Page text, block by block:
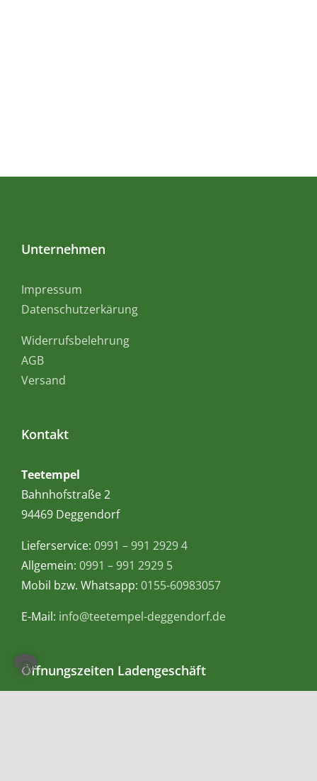
Unternehmen
Impressum
Datenschutzerkärung
Widerrufsbelehrung
AGB
Versand
Kontakt
Teetempel
Bahnhofstraße 2
94469 Deggendorf
Lieferservice: 0991 – 991 2929 4
Allgemein: 0991 – 991 2929 5
Mobil bzw. Whatsapp: 0155-60983057
E-Mail: info@teetempel-deggendorf.de
Öffnungszeiten Ladengeschäft